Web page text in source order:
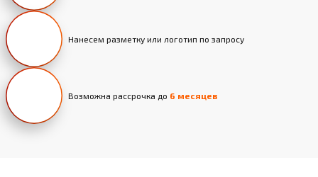
Нанесем разметку или логотип по запросу
Возможна рассрочка до 6 месяцев